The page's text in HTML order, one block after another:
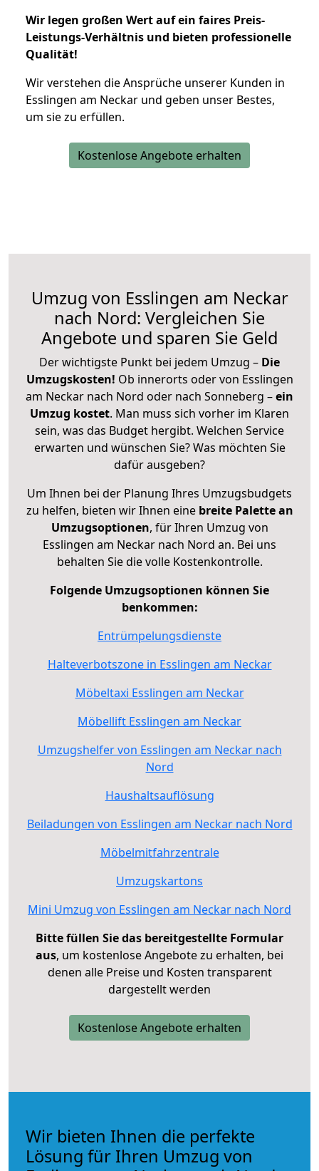
Wir legen großen Wert auf ein faires Preis-
Leistungs-Verhältnis und bieten professionelle
Qualität!
Wir verstehen die Ansprüche unserer Kunden in
Esslingen am Neckar und geben unser Bestes,
um sie zu erfüllen.
Kostenlose Angebote erhalten
Umzug von Esslingen am Neckar
nach Nord: Vergleichen Sie
Angebote und sparen Sie Geld
Der wichtigste Punkt bei jedem Umzug – Die
Umzugskosten! Ob innerorts oder von Esslingen
am Neckar nach Nord oder nach Sonneberg –ein
Umzug kostet. Man muss sich vorher im Klaren
sein, was das Budget hergibt. Welchen Service
erwarten und wünschen Sie? Was möchten Sie
dafür ausgeben?
Um Ihnen bei der Planung Ihres Umzugsbudgets
zu helfen, bieten wir Ihnen eine breite Palette an
Umzugsoptionen, für Ihren Umzug von
Esslingen am Neckar nach Nord an. Bei uns
behalten Sie die volle Kostenkontrolle.
Folgende Umzugsoptionen können Sie
benkommen:
Entrümpelungsdienste
Halteverbotszone in Esslingen am Neckar
Möbeltaxi Esslingen am Neckar
Möbellift Esslingen am Neckar
Umzugshelfer von Esslingen am Neckar nach
Nord
Haushaltsauflösung
Beiladungen von Esslingen am Neckar nach Nord
Möbelmitfahrzentrale
Umzugskartons
Mini Umzug von Esslingen am Neckar nach Nord
Bitte füllen Sie das bereitgestellte Formular
aus, um kostenlose Angebote zu erhalten, bei
denen alle Preise und Kosten transparent
dargestellt werden
Kostenlose Angebote erhalten
Wir bieten Ihnen die perfekte
Lösung für Ihren Umzug von